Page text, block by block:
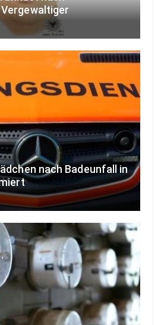
nach Badeunfall in